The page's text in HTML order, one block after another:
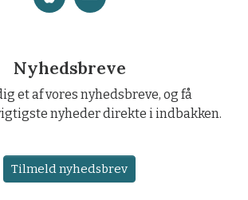
Nyhedsbreve
et af vores nyhedsbreve, og få
nyheder direkte i indbakken.
Tilmeld nyhedsbrev